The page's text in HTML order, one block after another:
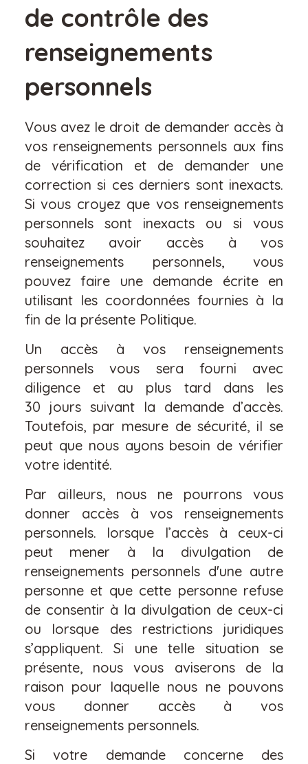
de contrôle des
renseignements
personnels
Vous avez le droit de demander accès à
vos renseignements personnels aux fins
de vérification et de demander une
correction si ces derniers sont inexacts.
Si vous croyez que vos renseignements
personnels sont inexacts ou si vous
souhaitez avoir accès à vos
renseignements personnels, vous
pouvez faire une demande écrite en
utilisant les coordonnées fournies à la
fin de la présente Politique.
Un accès à vos renseignements
personnels vous sera fourni avec
diligence et au plus tard dans les
30 jours suivant la demande d’accès.
Toutefois, par mesure de sécurité, il se
peut que nous ayons besoin de vérifier
votre identité.
Par ailleurs, nous ne pourrons vous
donner accès à vos renseignements
personnels. lorsque l’accès à ceux-ci
peut mener à la divulgation de
renseignements personnels d'une autre
personne et que cette personne refuse
de consentir à la divulgation de ceux-ci
ou lorsque des restrictions juridiques
s’appliquent. Si une telle situation se
présente, nous vous aviserons de la
raison pour laquelle nous ne pouvons
vous donner accès à vos
renseignements personnels.
Si votre demande concerne des